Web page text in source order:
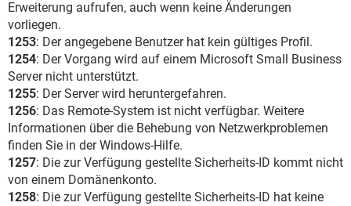
Erweiterung aufrufen, auch wenn keine Änderungen
vorliegen.
1253: Der angegebene Benutzer hat kein gültiges Profil.
1254: Der Vorgang wird auf einem Microsoft Small Business
Server nicht unterstützt.
1255: Der Server wird heruntergefahren.
1256: Das Remote-System ist nicht verfügbar. Weitere
Informationen über die Behebung von Netzwerkproblemen
finden Sie in der Windows-Hilfe.
1257: Die zur Verfügung gestellte Sicherheits-ID kommt nicht
von einem Domänenkonto.
1258: Die zur Verfügung gestellte Sicherheits-ID hat keine